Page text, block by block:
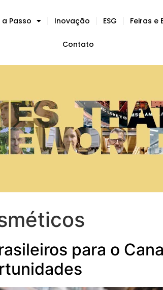
Passo Inovação ESG Feiras e
Contato
para o